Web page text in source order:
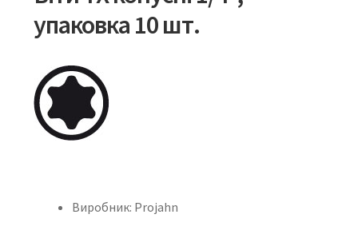
упаковка 10 шт.
Виробник: Projahn